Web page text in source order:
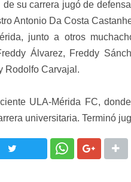
su carrera jugó de
Antonio Da Costa
junto a otros
Álvarez, Freddy
Rodolfo Carvajal.
ULA-Mérida FC,
universitaria. Terminó